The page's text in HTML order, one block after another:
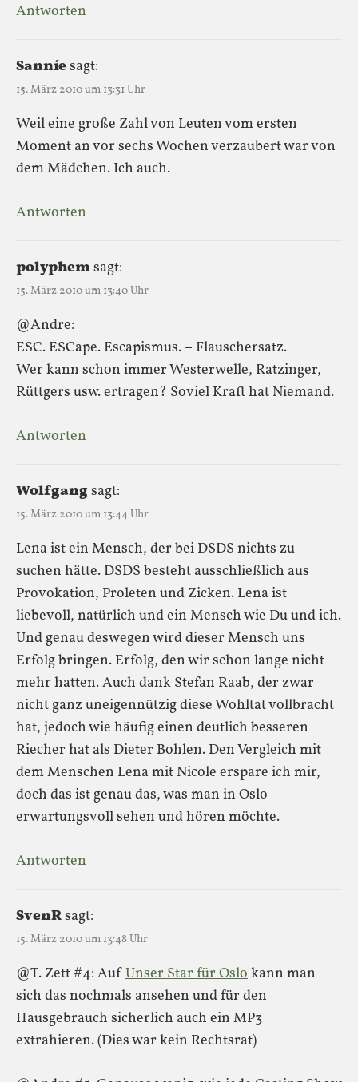
Antworten
Sanníesagt:
15. März 2010 um 13:31 Uhr
Weil eine große Zahl von Leuten vom ersten
Moment an vor sechs Wochen verzaubert war von
dem Mädchen. Ich auch.
Antworten
polyphemsagt:
15. März 2010 um 13:40 Uhr
@Andre:
ESC. ESCape. Escapismus. – Flauschersatz.
Wer kann schon immer Westerwelle, Ratzinger,
Rüttgers usw. ertragen? Soviel Kraft hat Niemand.
Antworten
Wolfgangsagt:
15. März 2010 um 13:44 Uhr
Lena ist ein Mensch, der bei DSDS nichts zu
suchen hätte. DSDS besteht ausschließlich aus
Provokation, Proleten und Zicken. Lena ist
liebevoll, natürlich und ein Mensch wie Du und ich.
Und genau deswegen wird dieser Mensch uns
Erfolg bringen. Erfolg, den wir schon lange nicht
mehr hatten. Auch dank Stefan Raab, der zwar
nicht ganz uneigennützig diese Wohltat vollbracht
hat, jedoch wie häufig einen deutlich besseren
Riecher hat als Dieter Bohlen. Den Vergleich mit
dem Menschen Lena mit Nicole erspare ich mir,
doch das ist genau das, was man in Oslo
erwartungsvoll sehen und hören möchte.
Antworten
SvenRsagt:
15. März 2010 um 13:48 Uhr
@T. Zett #4: AufUnser Star für Oslokann man
sich das nochmals ansehen und für den
Hausgebrauch sicherlich auch ein MP3
extrahieren. (Dies war kein Rechtsrat)